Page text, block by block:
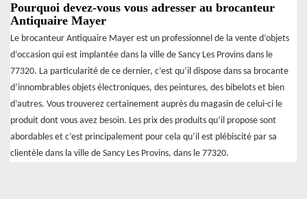
Pourquoi devez-vous vous adresser au brocanteur
Antiquaire Mayer
Le brocanteur Antiquaire Mayer est un professionnel de la vente d’objets
d’occasion qui est implantée dans la ville de Sancy Les Provins dans le
77320. La particularité de ce dernier, c’est qu’il dispose dans sa brocante
d’innombrables objets électroniques, des peintures, des bibelots et bien
d’autres. Vous trouverez certainement auprès du magasin de celui-ci le
produit dont vous avez besoin. Les prix des produits qu’il propose sont
abordables et c’est principalement pour cela qu’il est plébiscité par sa
clientèle dans la ville de Sancy Les Provins, dans le 77320.